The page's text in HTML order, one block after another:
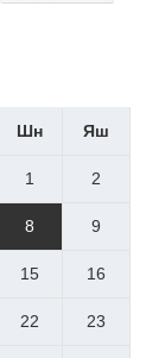
Шн Яш
1 2
8 9
15 16
22 23